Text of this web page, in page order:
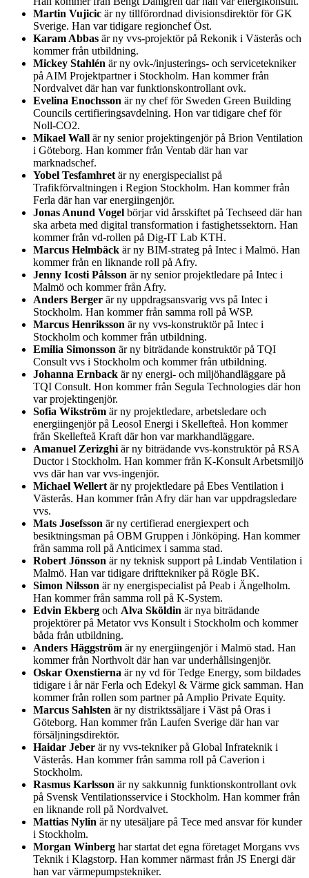
Martin Vujicic är ny tillförordnad divisionsdirektör för GK
Sverige. Han var tidigare regionchef Öst.
Karam Abbas är ny vvs-projektör på Rekonik i Västerås och
kommer från utbildning.
Mickey Stahlén är ny ovk-/injusterings- och servicetekniker
på AIM Projektpartner i Stockholm. Han kommer från
Nordvalvet där han var funktionskontrollant ovk.
Evelina Enochsson är ny chef för Sweden Green Building
Councils certifieringsavdelning. Hon var tidigare chef för
Noll-CO2.
Mikael Wall är ny senior projektingenjör på Brion Ventilation
i Göteborg. Han kommer från Ventab där han var
marknadschef.
Yobel Tesfamhret är ny energispecialist på
Trafikförvaltningen i Region Stockholm. Han kommer från
Ferla där han var energiingenjör.
Jonas Anund Vogel börjar vid årsskiftet på Techseed där han
ska arbeta med digital transformation i fastighetssektorn. Han
kommer från vd-rollen på Dig-IT Lab KTH.
Marcus Helmbäck är ny BIM-strateg på Intec i Malmö. Han
kommer från en liknande roll på Afry.
Jenny Icosti Pålsson är ny senior projektledare på Intec i
Malmö och kommer från Afry.
Anders Berger är ny uppdragsansvarig vvs på Intec i
Stockholm. Han kommer från samma roll på WSP.
Marcus Henriksson är ny vvs-konstruktör på Intec i
Stockholm och kommer från utbildning.
Emilia Simonsson är ny biträdande konstruktör på TQI
Consult vvs i Stockholm och kommer från utbildning.
Johanna Ernback är ny energi- och miljöhandläggare på
TQI Consult. Hon kommer från Segula Technologies där hon
var projektingenjör.
Sofia Wikström är ny projektledare, arbetsledare och
energiingenjör på Leosol Energi i Skellefteå. Hon kommer
från Skellefteå Kraft där hon var markhandläggare.
Amanuel Zerizghi är ny biträdande vvs-konstruktör på RSA
Ductor i Stockholm. Han kommer från K-Konsult Arbetsmiljö
vvs där han var vvs-ingenjör.
Michael Wellert är ny projektledare på Ebes Ventilation i
Västerås. Han kommer från Afry där han var uppdragsledare
vvs.
Mats Josefsson är ny certifierad energiexpert och
besiktningsman på OBM Gruppen i Jönköping. Han kommer
från samma roll på Anticimex i samma stad.
Robert Jönsson är ny teknisk support på Lindab Ventilation i
Malmö. Han var tidigare drifttekniker på Rögle BK.
Simon Nilsson är ny energispecialist på Peab i Ängelholm.
Han kommer från samma roll på K-System.
Edvin Ekberg och Alva Sköldin är nya biträdande
projektörer på Metator vvs Konsult i Stockholm och kommer
båda från utbildning.
Anders Häggström är ny energiingenjör i Malmö stad. Han
kommer från Northvolt där han var underhållsingenjör.
Oskar Oxenstierna är ny vd för Tedge Energy, som bildades
tidigare i år när Ferla och Edekyl & Värme gick samman. Han
kommer från rollen som partner på Amplio Private Equity.
Marcus Sahlsten är ny distriktssäljare i Väst på Oras i
Göteborg. Han kommer från Laufen Sverige där han var
försäljningsdirektör.
Haidar Jeber är ny vvs-tekniker på Global Infrateknik i
Västerås. Han kommer från samma roll på Caverion i
Stockholm.
Rasmus Karlsson är ny sakkunnig funktionskontrollant ovk
på Svensk Ventilationsservice i Stockholm. Han kommer från
en liknande roll på Nordvalvet.
Mattias Nylin är ny utesäljare på Tece med ansvar för kunder
i Stockholm.
Morgan Winberg har startat det egna företaget Morgans vvs
Teknik i Klagstorp. Han kommer närmast från JS Energi där
han var värmepumpstekniker.